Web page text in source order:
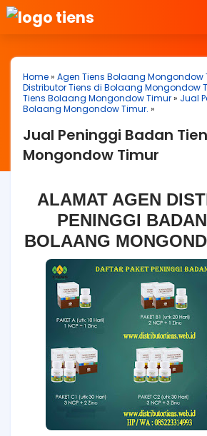
Home» Agen Tiens Bolaang Mongondow
Distributor Tiens di Bolaang Mongondow
Tiens Bolaang Mongondow Timur» Jual
Bolaang Mongondow Timur. »
Jual Peninggi Badan
Mongondow Timur
ALAMAT AGEN
PENINGGI
BOLAANG